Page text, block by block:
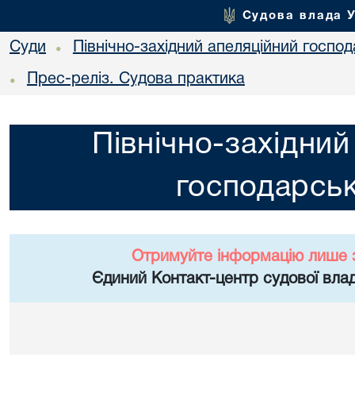
Судова влада
Суди • Північно-західний апеляційний
• Прес-реліз. Судова практика
Північно-
Отримуйте інформацію лише
Єдиний Контакт-центр судової